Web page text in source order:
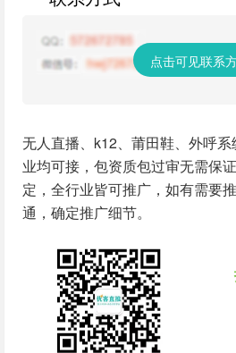
点击可见联系
无人直播、k12、莆田鞋、外呼
业均可接，包资质包过审无需保
定，全行业皆可推广，如有需要
通，确定推广细节。